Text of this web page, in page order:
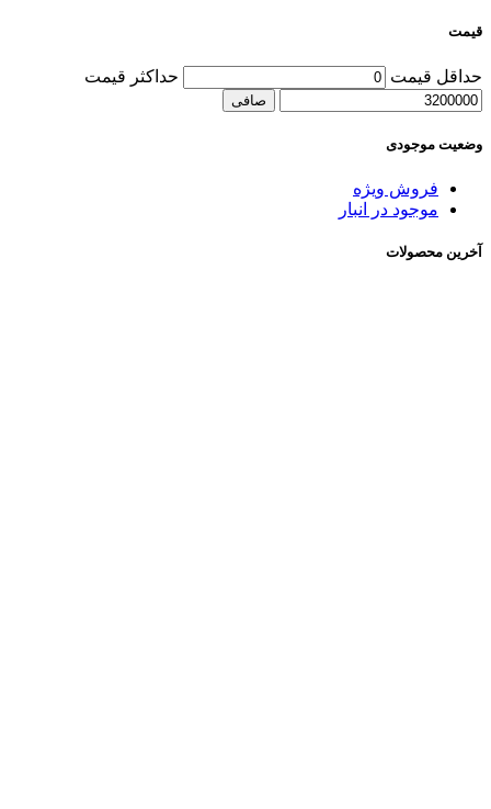
قیمت
حداقل قیمت حداكثر قيمت
صافی
وضعیت موجودی
فروش ویژه
موجود در انبار
آخرین محصولات